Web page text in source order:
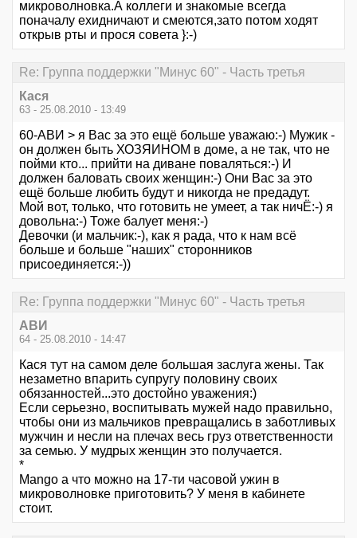
микроволновка.А коллеги и знакомые всегда
поначалу ехидничают и смеются,зато потом ходят
открыв рты и прося совета }:-)
Re: Группа поддержки "Минус 60" - Часть третья
Кася
63 - 25.08.2010 - 13:49
60-АВИ > я Вас за это ещё больше уважаю:-) Мужик -
он должен быть ХОЗЯИНОМ в доме, а не так, что не
пойми кто... прийти на диване поваляться:-) И
должен баловать своих женщин:-) Они Вас за это
ещё больше любить будут и никогда не предадут.
Мой вот, только, что готовить не умеет, а так ничЁ:-) я
довольна:-) Тоже балует меня:-)
Девочки (и мальчик:-), как я рада, что к нам всё
больше и больше "наших" сторонников
присоединяется:-))
Re: Группа поддержки "Минус 60" - Часть третья
АВИ
64 - 25.08.2010 - 14:47
Кася тут на самом деле большая заслуга жены. Так
незаметно впарить супругу половину своих
обязанностей...это достойно уважения:)
Если серьезно, воспитывать мужей надо правильно,
чтобы они из мальчиков превращались в заботливых
мужчин и несли на плечах весь груз ответственности
за семью. У мудрых женщин это получается.
*
Mango а что можно на 17-ти часовой ужин в
микроволновке приготовить? У меня в кабинете
стоит.